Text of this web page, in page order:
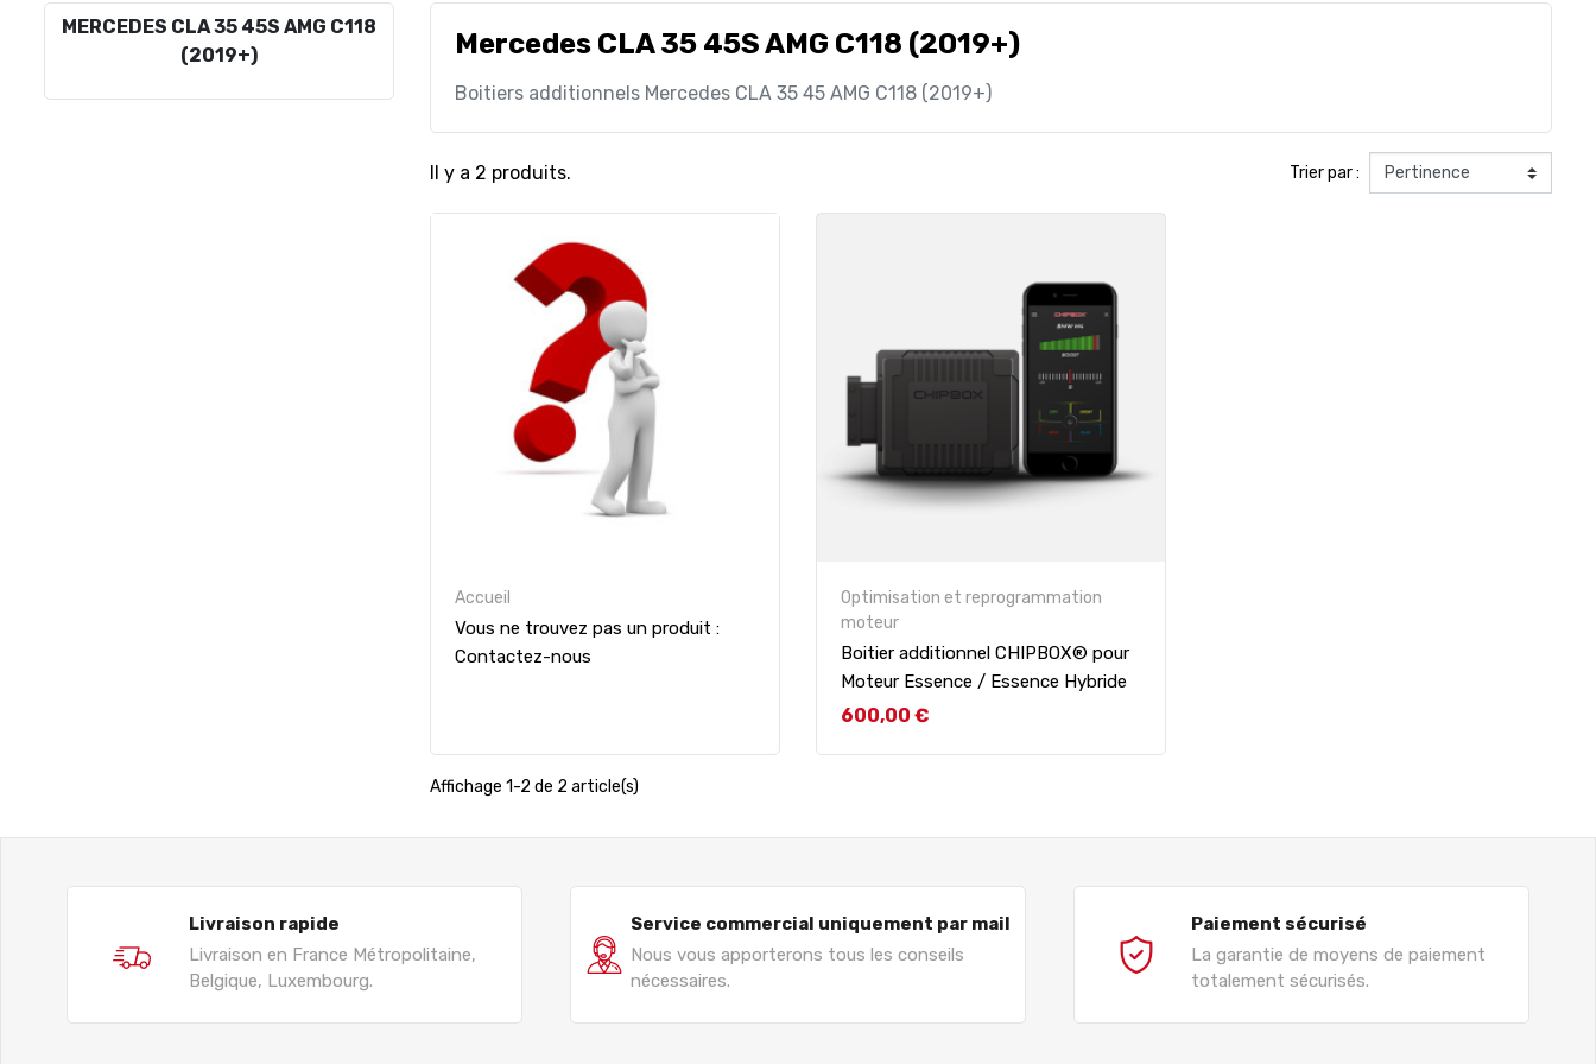
MERCEDES CLA 35 45S AMG C118
(2019+)
Mercedes CLA 35 45S AMG C118 (2019+)
Boitiers additionnels Mercedes CLA 35 45 AMG C118 (2019+)
Il y a 2 produits. Trier par :
Accueil
Vous ne trouvez pas un produit :
Contactez-nous
Optimisation et reprogrammation
moteur
Boitier additionnel CHIPBOX® pour
Moteur Essence / Essence Hybride
Prix
600,00 €
Affichage 1-2 de 2 article(s)
Livraison rapide
Livraison en France Métropolitaine,
Belgique, Luxembourg.
Service commercial uniquement par mail
Nous vous apporterons tous les conseils
nécessaires.
Paiement sécurisé
La garantie de moyens de paiement
totalement sécurisés.